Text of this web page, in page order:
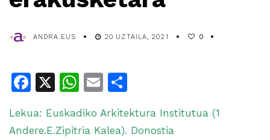
ANDRA.EUS 20 UZTAILA, 2021 0
Facebook
X WhatsApp
Email
Lekua: Euskadiko Arkitektura Institutua (1
Andere.E.Zipitria Kalea). Donostia